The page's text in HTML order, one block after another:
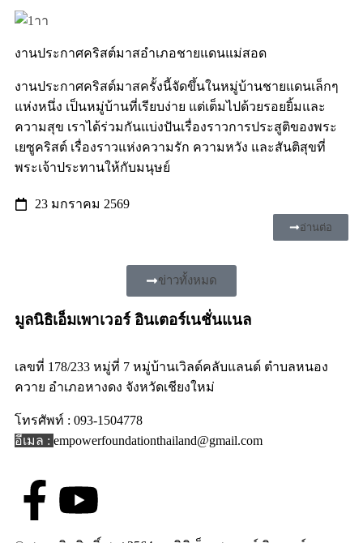
งานประกาศคริสต์มาสอำเภอชายแดนแม่สอด
งานประกาศคริสต์มาสครั้งนี้จัดขึ้นในหมู่บ้านชายแดนเล็กๆ
แห่งหนึ่ง เป็นหมู่บ้านที่เรียบง่าย แต่เต็มไปด้วยรอยยิ้มและ
ความสุข เราได้ร่วมกันแบ่งปันเรื่องราวการประสูติของพระ
เยซูคริสต์ เรื่องราวแห่งความรัก ความหวัง และสันติสุขที่
พระเจ้าประทานให้กับมนุษย์
23 มกราคม 2569
อ่านต่อ
ข่าวทั้งหมด
มูลนิธิเอ็มเพาเวอร์ อินเตอร์เนชั่นแนล
เลขที่ 178/233 หมู่ที่ 7 หมู่บ้านเวิลด์คลับแลนด์ ตำบลหนอง
ควาย อำเภอหางดง จังหวัดเชียงใหม่
โทรศัพท์ : 093-1504778
อีเมล : empowerfoundationthailand@gmail.com